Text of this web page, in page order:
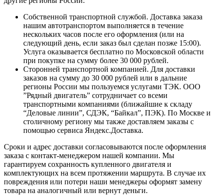
Собственной транспортной службой. Доставка заказа
нашим автотранспортом выполняется в течение
нескольких часов после его оформления (или на
следующий день, если заказ был сделан позже 15:00).
Услуга оказывается бесплатно по Московской области
при покупке на сумму более 30 000 рублей.
Сторонней транспортной компанией. Для доставки
заказов на сумму до 30 000 рублей или в дальние
регионы России мы пользуемся услугами ТЭК. ООО
”Рядный двигатель” сотрудничает со всеми
транспортными компаниями (ближайшие к складу
“Деловые линии”, СДЭК, “Байкал”, ПЭК). По Москве и
столичному региону мы также доставляем заказы с
помощью сервиса Яндекс.Доставка.
Сроки и адрес доставки согласовываются после оформления
заказа с контакт-менеджером нашей компании. Мы
гарантируем сохранность купленного двигателя и
комплектующих на всем протяжении маршрута. В случае их
повреждения или потери наши менеджеры оформят замену
товара на аналогичный или вернут деньги.